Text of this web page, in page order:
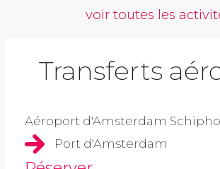
voir toutes les
Transferts
Aéroport d'Amsterdam Schiphol
Port d'Amsterdam